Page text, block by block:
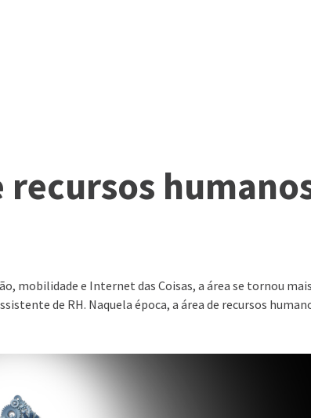
recursos
mobilidade e Internet das Coisas, a área se tornou
de RH. Naquela época, a área de recursos